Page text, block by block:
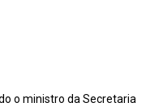
o ministro da Secretaria